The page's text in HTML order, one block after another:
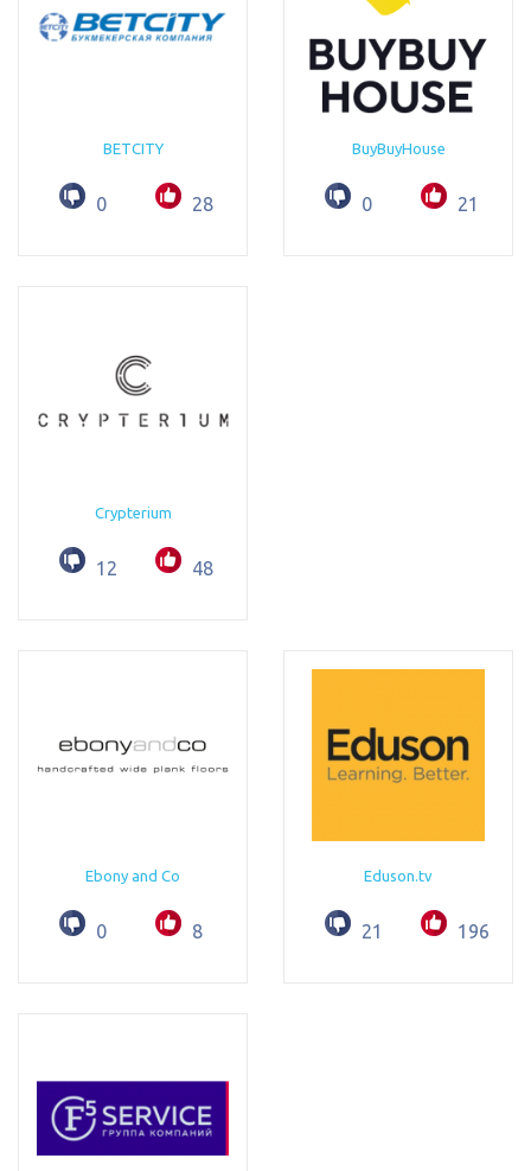
BETCITY
0 28
BuyBuyHouse
0 21
Crypterium
12 48
Ebony and Co
0 8
Eduson.tv
21 196